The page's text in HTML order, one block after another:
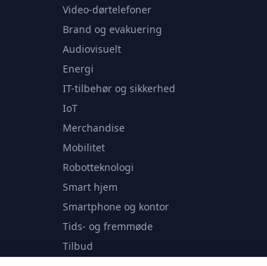
Video-dørtelefoner
Brand og evakuering
Audiovisuelt
Energi
IT-tilbehør og sikkerhed
IoT
Merchandise
Mobilitet
Robotteknologi
Smart hjem
Smartphone og kontor
Tids- og fremmøde
Tilbud